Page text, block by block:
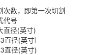
次切割
寸)
寸l
寸)